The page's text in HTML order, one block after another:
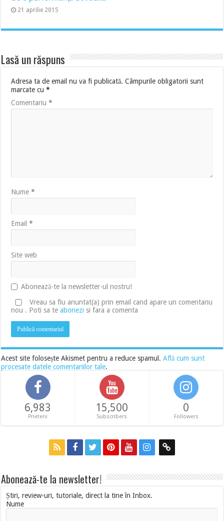
21 aprilie 2015
Lasă un răspuns
Adresa ta de email nu va fi publicată. Câmpurile obligatorii sunt
marcate cu*
Comentariu*
Nume*
Email*
Site web
Abonează-te la newsletter-ul nostru!
Vreau sa fiu anuntat(a) prin email cand apare un comentariu
nou . Poti sa teabonezi si fara a comenta
Acest site folosește Akismet pentru a reduce spamul.Află cum sunt
procesate datele comentariilor tale.
6,983
Prieteni
15,500
Subscribers
0
Followers
Abonează-te la newsletter!
Știri, review-uri, tutoriale, direct la tine în Inbox.
Nume